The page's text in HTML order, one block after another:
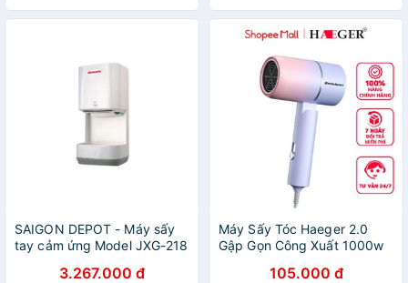
SAIGON DEPOT - Máy sấy
tay cảm ứng Model JXG-218
3.267.000 đ
Máy Sấy Tóc Haeger 2.0
Gập Gọn Công Xuất 1000w
105.000 đ